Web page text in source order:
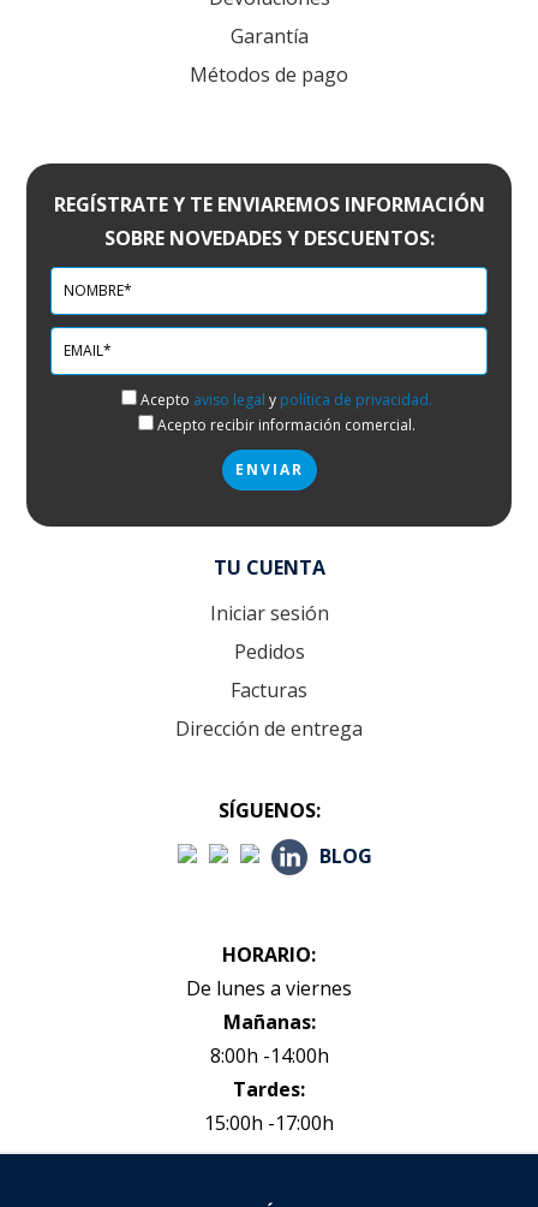
Garantía
Métodos de pago
REGÍSTRATE Y TE ENVIAREMOS INFORMACIÓN
SOBRE NOVEDADES Y DESCUENTOS:
Acepto aviso legal y política de privacidad.
Acepto recibir información comercial.
TU CUENTA
Iniciar sesión
Pedidos
Facturas
Dirección de entrega
SÍGUENOS:
BLOG
HORARIO:
De lunes a viernes
Mañanas:
8:00h -14:00h
Tardes:
15:00h -17:00h